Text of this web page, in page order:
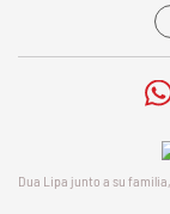
Dua Lipa junto a su